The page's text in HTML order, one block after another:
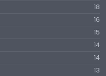
18
16
15
14
14
13